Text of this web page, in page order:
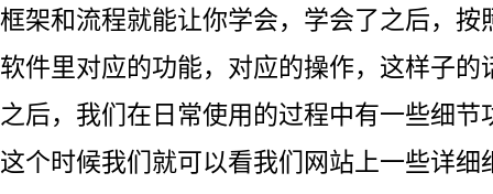
框架和流程就能让你学会，学会了之后，按
软件里对应的功能，对应的操作，这样子的
之后，我们在日常使用的过程中有一些细节
这个时候我们就可以看我们网站上一些详细